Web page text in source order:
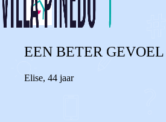
EEN BETER GEVOEL
Elise, 44 jaar